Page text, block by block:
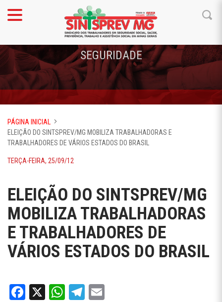
SEGURIDADE
PÁGINA INICIAL
ELEIÇÃO DO SINTSPREV/MG MOBILIZA TRABALHADORAS E
TRABALHADORES DE VÁRIOS ESTADOS DO BRASIL
TERÇA-FEIRA, 25/09/12
ELEIÇÃO DO SINTSPREV/MG
MOBILIZA TRABALHADORAS
E TRABALHADORES DE
VÁRIOS ESTADOS DO BRASIL
Facebook
X WhatsApp
Telegram